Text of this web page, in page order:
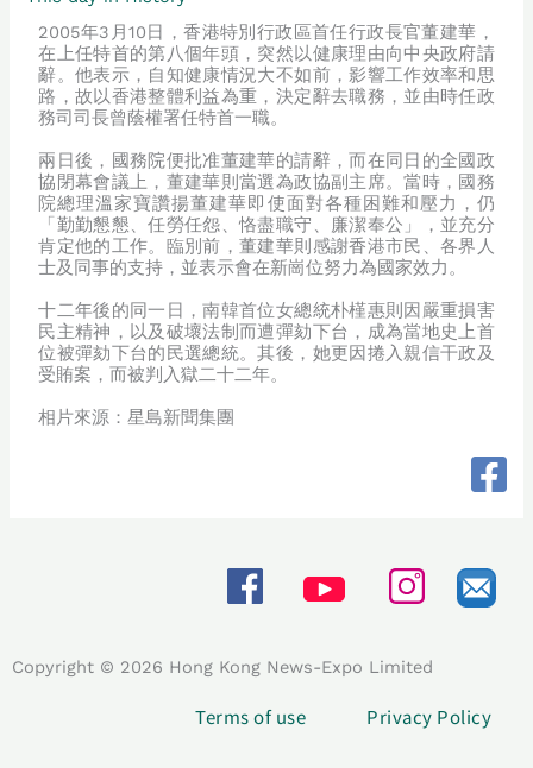
2005年3月10日，香港特別行政區首任行政長官董建華，
在上任特首的第八個年頭，突然以健康理由向中央政府請
辭。他表示，自知健康情況大不如前，影響工作效率和思
路，故以香港整體利益為重，決定辭去職務，並由時任政
務司司長曾蔭權署任特首一職。
兩日後，國務院便批准董建華的請辭，而在同日的全國政
協閉幕會議上，董建華則當選為政協副主席。當時，國務
院總理溫家寶讚揚董建華即使面對各種困難和壓力，仍
「勤勤懇懇、任勞任怨、恪盡職守、廉潔奉公」，並充分
肯定他的工作。臨別前，董建華則感謝香港市民、各界人
士及同事的支持，並表示會在新崗位努力為國家效力。
十二年後的同一日，南韓首位女總統朴槿惠則因嚴重損害
民主精神，以及破壞法制而遭彈劾下台，成為當地史上首
位被彈劾下台的民選總統。其後，她更因捲入親信干政及
受賄案，而被判入獄二十二年。
相片來源：星島新聞集團
Copyright © 2026 Hong Kong News-Expo Limited
Terms of use Privacy Policy